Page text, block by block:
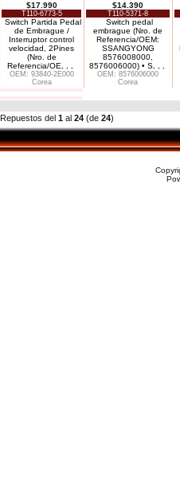
$17.990
T110-6773-5
Switch Partida Pedal
de Embrague /
Interruptor control
velocidad, 2Pines
(Nro. de
Referencia/OE
OEM: 93840-2E000
Corea
$14.390
T110-5371-8
Switch pedal
embrague (Nro. de
Referencia/OEM:
SSANGYONG
8576008000,
8576006000) • S. . .
OEM: 8576006000
Corea
Repuestos del 1 al 24 (de 24)